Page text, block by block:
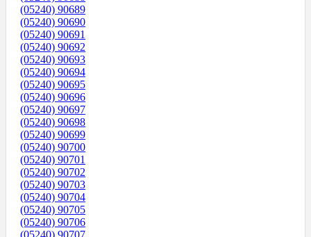
(05240) 90689
(05240) 90690
(05240) 90691
(05240) 90692
(05240) 90693
(05240) 90694
(05240) 90695
(05240) 90696
(05240) 90697
(05240) 90698
(05240) 90699
(05240) 90700
(05240) 90701
(05240) 90702
(05240) 90703
(05240) 90704
(05240) 90705
(05240) 90706
(05240) 90707